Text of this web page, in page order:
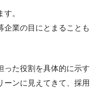
。
企業の目にとまることも
った役割を具体的に示す
ーンに見えてきて、採用